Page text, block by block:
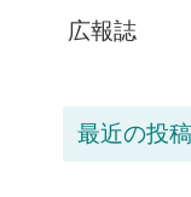
広報誌
最近の投稿